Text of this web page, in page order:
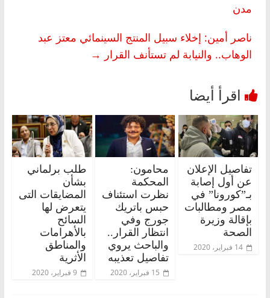
مدن
ناصر أمين: إخلاء سبيل المنتج السينمائي معتز عبد
الوهاب.. والنيابة لم تستأنف القرار →
تفاصيل الإعلان
عن أول إصابة
بـ”كورونا” في
مصر ومطالبات
بإقالة وزيرة
الصحة
14 فبراير، 2020
محامون:
المحكمة
نظرت استئناف
حبس باتريك
جورج وفي
انتظار القرار..
والباحث يروي
تفاصيل تعذيبه
15 فبراير، 2020
طلب برلماني
بشأن
المضايقات التى
يتعرض لها
السائح
بالأهرامات
والمناطق
الأثرية
9 فبراير، 2020